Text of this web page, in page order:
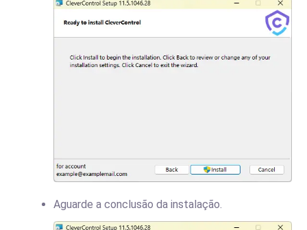
Aguarde a conclusão da instalação.